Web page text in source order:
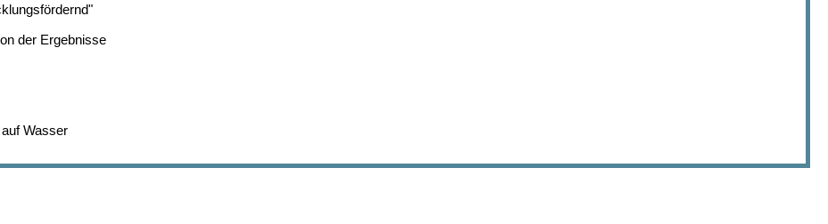
der Ergebnisse
Wasser